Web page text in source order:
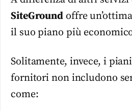
SiteGround offre
il suo piano più
Solitamente, invece, i
fornitori non includono
come: